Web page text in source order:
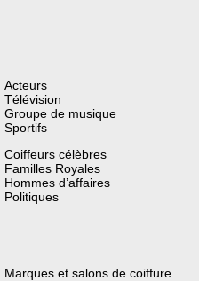
Acteurs
Télévision
Groupe de musique
Sportifs
Coiffeurs célèbres
Familles Royales
Hommes d’affaires
Politiques
Marques et salons de coiffure